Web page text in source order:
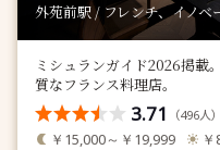
外苑前駅 / フレンチ、イノベ
ミシュランガイド2026掲載
質なフランス料理店。
3.71 （496人）
￥15,000～￥19,999